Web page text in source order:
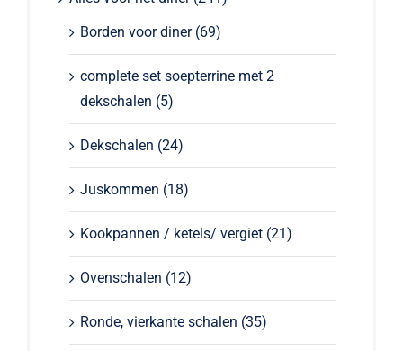
Borden voor diner (69)
complete set soepterrine met 2
dekschalen (5)
Dekschalen (24)
Juskommen (18)
Kookpannen / ketels/ vergiet (21)
Ovenschalen (12)
Ronde, vierkante schalen (35)